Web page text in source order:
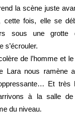
la scène juste
cette fois, elle se
sous une grotte
s’écrouler.
de l’homme et
Lara nous ramène
Et très
à la salle de
du niveau.